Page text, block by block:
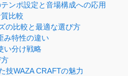
ンポ設定と音場構成への応用
比較
の比較と最適な選び方
み特性の違い
い分け戦略
技WAZA CRAFTの魅力